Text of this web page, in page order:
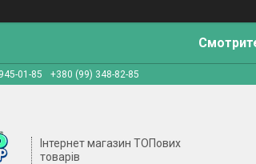
01-85 +380 (99) 348-82-85
Інтернет магазин ТОПових
товарів